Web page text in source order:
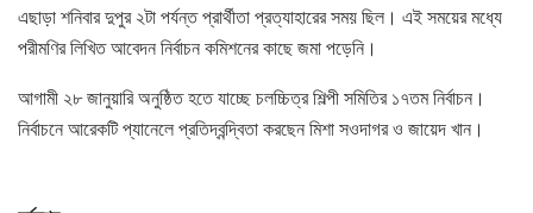
এছাড়া শনিবার দুপুর ২টা পর্যন্ত প্রার্থীতা প্রত্যাহারের সময় ছিল। এই সময়ের মধ্যে
পরীমণির লিখিত আবেদন নির্বাচন কমিশনের কাছে জমা পড়েনি।
আগামী ২৮ জানুয়ারি অনুষ্ঠিত হতে যাচ্ছে চলচ্চিত্র শিল্পী সমিতির ১৭তম নির্বাচন।
নির্বাচনে আরেকটি প্যানেলে প্রতিদ্বন্দ্বিতা করছেন মিশা সওদাগর ও জায়েদ খান।